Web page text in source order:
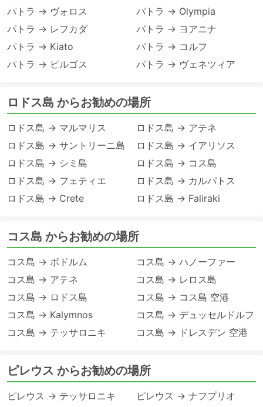
パトラ → ヴォロス
パトラ → レフカダ
パトラ → Kiato
パトラ → ピルゴス
パトラ → Olympia
パトラ → ヨアニナ
パトラ → コルフ
パトラ → ヴェネツィア
ロドス島 からお勧めの場所
ロドス島 → マルマリス
ロドス島 → サントリーニ島
ロドス島 → シミ島
ロドス島 → フェティエ
ロドス島 → Crete
ロドス島 → アテネ
ロドス島 → イアリソス
ロドス島 → コス島
ロドス島 → カルパトス
ロドス島 → Faliraki
コス島 からお勧めの場所
コス島 → ボドルム
コス島 → アテネ
コス島 → ロドス島
コス島 → Kalymnos
コス島 → テッサロニキ
コス島 → ハノーファー
コス島 → レロス島
コス島 → コス島 空港
コス島 → デュッセルドルフ
コス島 → ドレスデン 空港
ピレウス からお勧めの場所
ピレウス → テッサロニキ
ピレウス → ナフプリオ